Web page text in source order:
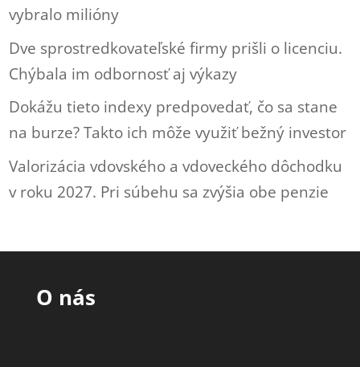
vybralo milióny
Dve sprostredkovateľské firmy prišli o licenciu.
Chýbala im odbornosť aj výkazy
Dokážu tieto indexy predpovedať, čo sa stane
na burze? Takto ich môže využiť bežný investor
Valorizácia vdovského a vdoveckého dôchodku
v roku 2027. Pri súbehu sa zvýšia obe penzie
O nás